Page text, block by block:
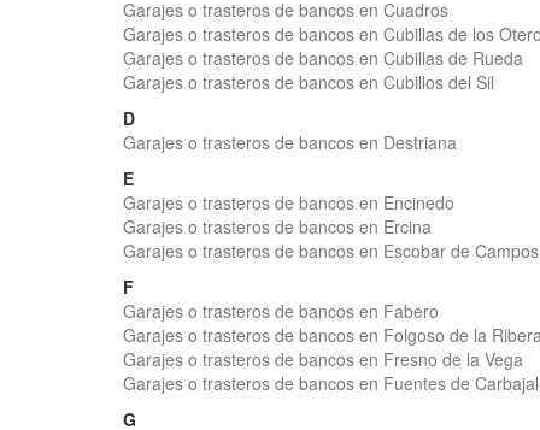
Garajes o trasteros de bancos en Cuadros
Garajes o trasteros de bancos en Cubillas de los
Garajes o trasteros de bancos en Cubillas de Rueda
Garajes o trasteros de bancos en Cubillos del Sil
D
Garajes o trasteros de bancos en Destriana
E
Garajes o trasteros de bancos en Encinedo
Garajes o trasteros de bancos en Ercina
Garajes o trasteros de bancos en Escobar de Campos
F
Garajes o trasteros de bancos en Fabero
Garajes o trasteros de bancos en Folgoso de la
Garajes o trasteros de bancos en Fresno de la Vega
Garajes o trasteros de bancos en Fuentes de Carbajal
G